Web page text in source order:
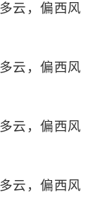
云，偏西风
云，偏西风
云，偏西风
云，偏西风